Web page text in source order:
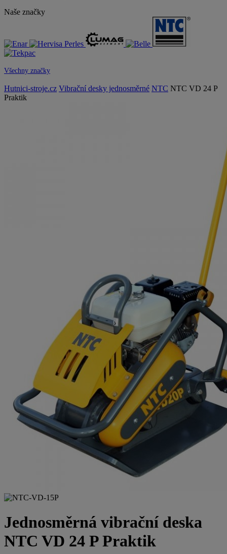
Naše značky
Všechny značky
Hutnici-stroje.cz Vibrační desky jednosměrné NTC NTC VD 24 P
Praktik
Jednosměrná vibrační deska
NTC VD 24 P Praktik